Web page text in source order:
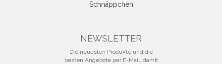
Schnäppchen
NEWSLETTER
Die neuesten Produkte und die
besten Angebote per E-Mail, damit